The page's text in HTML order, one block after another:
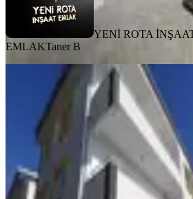
YENİ ROTA
EMLAKTaner B
Yeni Rota'dan
Mimari-az Katlı-
Onikişubat, Piri Reis
145 m² ·Düz
3.750.000 ₺